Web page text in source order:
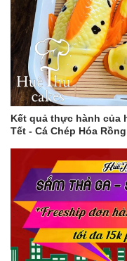
Kết quả thực hành của
Tết - Cá Chép Hóa Rồng